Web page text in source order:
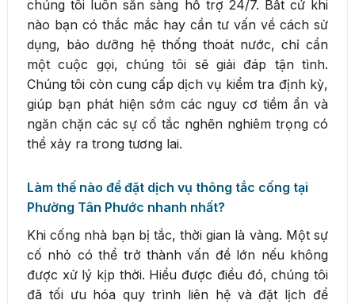
chúng tôi luôn sẵn sàng hỗ trợ 24/7. Bất cứ khi
nào bạn có thắc mắc hay cần tư vấn về cách sử
dụng, bảo dưỡng hệ thống thoát nước, chỉ cần
một cuộc gọi, chúng tôi sẽ giải đáp tận tình.
Chúng tôi còn cung cấp dịch vụ kiểm tra định kỳ,
giúp bạn phát hiện sớm các nguy cơ tiềm ẩn và
ngăn chặn các sự cố tắc nghẽn nghiêm trọng có
thể xảy ra trong tương lai.
Làm thế nào để đặt dịch vụ thông tắc cống tại
Phường Tân Phước nhanh nhất?
Khi cống nhà bạn bị tắc, thời gian là vàng. Một sự
cố nhỏ có thể trở thành vấn đề lớn nếu không
được xử lý kịp thời. Hiểu được điều đó, chúng tôi
đã tối ưu hóa quy trình liên hệ và đặt lịch để